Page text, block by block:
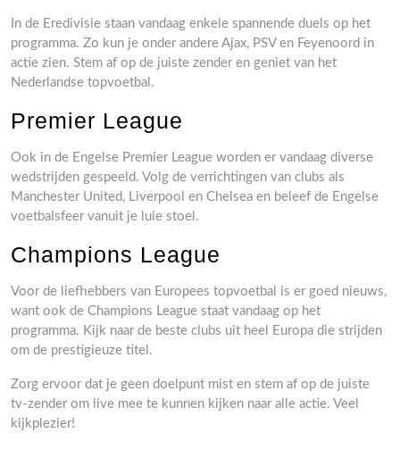
In de Eredivisie staan vandaag enkele spannende duels op het
programma. Zo kun je onder andere Ajax, PSV en Feyenoord in
actie zien. Stem af op de juiste zender en geniet van het
Nederlandse topvoetbal.
Premier League
Ook in de Engelse Premier League worden er vandaag diverse
wedstrijden gespeeld. Volg de verrichtingen van clubs als
Manchester United, Liverpool en Chelsea en beleef de Engelse
voetbalsfeer vanuit je luie stoel.
Champions League
Voor de liefhebbers van Europees topvoetbal is er goed nieuws,
want ook de Champions League staat vandaag op het
programma. Kijk naar de beste clubs uit heel Europa die strijden
om de prestigieuze titel.
Zorg ervoor dat je geen doelpunt mist en stem af op de juiste
tv-zender om live mee te kunnen kijken naar alle actie. Veel
kijkplezier!